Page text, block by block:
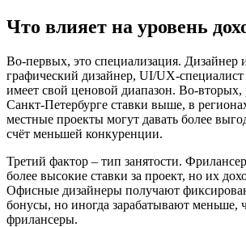
Что влияет на уровень
Во-первых, это специализация. Дизайнер
графический дизайнер, UI/
имеет свой ценовой диапазон.
Санкт-Петербурге ставки выше, в
местные проекты могут давать более
счёт меньшей конкуренции.
Третий фактор – тип занятости.
более высокие ставки за проект, но их
Офисные дизайнеры получают
бонусы, но иногда зарабатывают меньше,
фрилансеры.